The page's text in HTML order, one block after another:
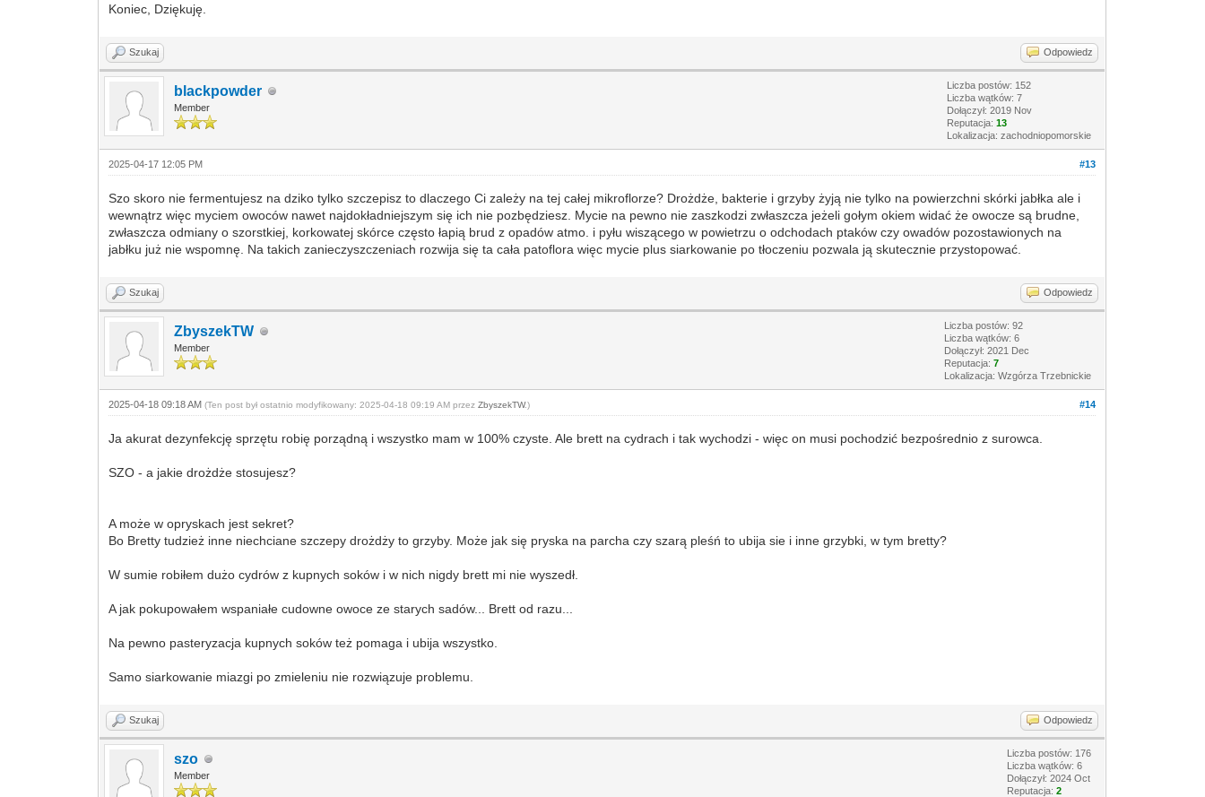
Koniec, Dziękuję.
Szukaj Odpowiedz
blackpowder
Member
Liczba postów: 152
Liczba wątków: 7
Dołączył: 2019 Nov
Reputacja:13
Lokalizacja: zachodniopomorskie
#13
2025-04-17 12:05 PM
Szo skoro nie fermentujesz na dziko tylko szczepisz to dlaczego Ci zależy na tej całej mikroflorze? Drożdże, bakterie i grzyby żyją nie tylko na powierzchni skórki jabłka ale i
wewnątrz więc myciem owoców nawet najdokładniejszym się ich nie pozbędziesz. Mycie na pewno nie zaszkodzi zwłaszcza jeżeli gołym okiem widać że owocze są brudne,
zwłaszcza odmiany o szorstkiej, korkowatej skórce często łapią brud z opadów atmo. i pyłu wiszącego w powietrzu o odchodach ptaków czy owadów pozostawionych na
jabłku już nie wspomnę. Na takich zanieczyszczeniach rozwija się ta cała patoflora więc mycie plus siarkowanie po tłoczeniu pozwala ją skutecznie przystopować.
Szukaj Odpowiedz
ZbyszekTW
Member
Liczba postów: 92
Liczba wątków: 6
Dołączył: 2021 Dec
Reputacja:7
Lokalizacja: Wzgórza Trzebnickie
#14
2025-04-18 09:18 AM(Ten post był ostatnio modyfikowany: 2025-04-18 09:19 AM przezZbyszekTW.)
Ja akurat dezynfekcję sprzętu robię porządną i wszystko mam w 100% czyste. Ale brett na cydrach i tak wychodzi - więc on musi pochodzić bezpośrednio z surowca.
SZO - a jakie drożdże stosujesz?
A może w opryskach jest sekret?
Bo Bretty tudzież inne niechciane szczepy drożdży to grzyby. Może jak się pryska na parcha czy szarą pleśń to ubija sie i inne grzybki, w tym bretty?
W sumie robiłem dużo cydrów z kupnych soków i w nich nigdy brett mi nie wyszedł.
A jak pokupowałem wspaniałe cudowne owoce ze starych sadów... Brett od razu...
Na pewno pasteryzacja kupnych soków też pomaga i ubija wszystko.
Samo siarkowanie miazgi po zmieleniu nie rozwiązuje problemu.
Szukaj Odpowiedz
szo
Member
Liczba postów: 176
Liczba wątków: 6
Dołączył: 2024 Oct
Reputacja:2